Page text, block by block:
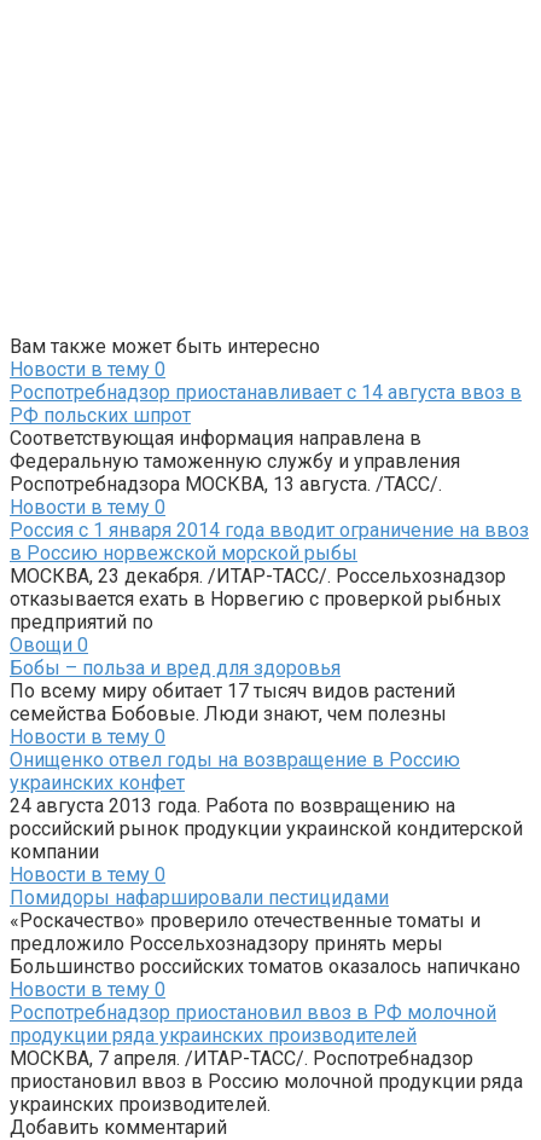
Вам также может быть интересно
Новости в тему 0
Роспотребнадзор приостанавливает с 14 августа ввоз в
РФ польских шпрот
Соответствующая информация направлена в
Федеральную таможенную службу и управления
Роспотребнадзора МОСКВА, 13 августа. /ТАСС/.
Новости в тему 0
Россия с 1 января 2014 года вводит ограничение на ввоз
в Россию норвежской морской рыбы
МОСКВА, 23 декабря. /ИТАР-ТАСС/. Россельхознадзор
отказывается ехать в Норвегию с проверкой рыбных
предприятий по
Овощи 0
Бобы – польза и вред для здоровья
По всему миру обитает 17 тысяч видов растений
семейства Бобовые. Люди знают, чем полезны
Новости в тему 0
Онищенко отвел годы на возвращение в Россию
украинских конфет
24 августа 2013 года. Работа по возвращению на
российский рынок продукции украинской кондитерской
компании
Новости в тему 0
Помидоры нафаршировали пестицидами
«Роскачество» проверило отечественные томаты и
предложило Россельхознадзору принять меры
Большинство российских томатов оказалось напичкано
Новости в тему 0
Роспотребнадзор приостановил ввоз в РФ молочной
продукции ряда украинских производителей
МОСКВА, 7 апреля. /ИТАР-ТАСС/. Роспотребнадзор
приостановил ввоз в Россию молочной продукции ряда
украинских производителей.
Добавить комментарий